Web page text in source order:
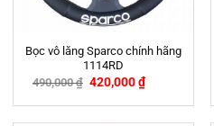
Bọc vô lăng Sparco chính hãng
1114RD
490,000₫ 420,000₫